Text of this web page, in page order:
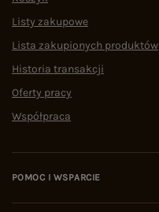
Listy zakupowe
Lista zakupionych produktów
Historia transakcji
Oferty pracy
Współpraca
POMOC I WSPARCIE